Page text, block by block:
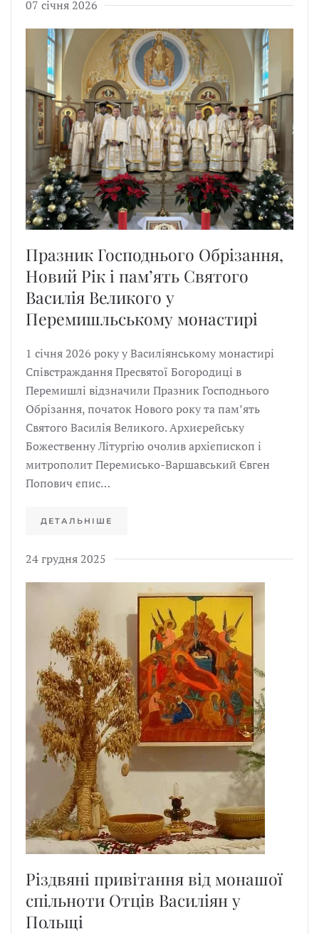
07 січня 2026
Празник Господнього Обрізання,
Новий Рік і пам’ять Святого
Василія Великого у
Перемишльському монастирі
1 січня 2026 року у Василіянському монастирі
Співстраждання Пресвятої Богородиці в
Перемишлі відзначили Празник Господнього
Обрізання, початок Нового року та пам’ять
Святого Василія Великого. Архиєрейську
Божественну Літургію очолив архієпископ і
митрополит Перемисько-Варшавський Євген
Попович єпис…
ДЕТАЛЬНІШЕ
24 грудня 2025
Різдвяні привітання від монашої
спільноти Отців Василіян у
Польщі